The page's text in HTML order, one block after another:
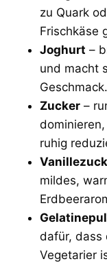
zu Quark
Frischkäse
Joghurt –
und macht
Geschmack.
Zucker –
ruhig
mildes,
dafür, dass
Vegetarier